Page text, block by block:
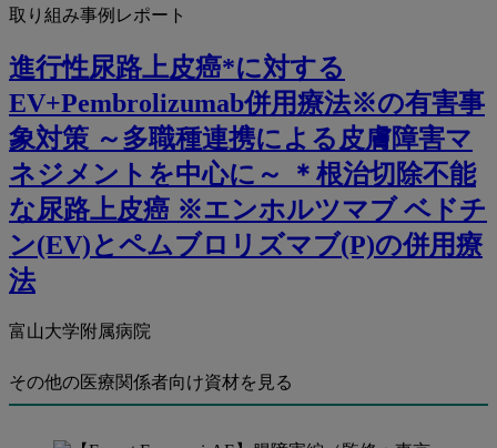
取り組み事例レポート
進行性尿路上皮癌*に対する
EV+Pembrolizumab併用療法※の有害事
象対策 ～多職種連携による皮膚障害マ
ネジメントを中心に～ ＊根治切除不能
な尿路上皮癌 ※エンホルツマブ ベドチ
ン(EV)とペムブロリズマブ(P)の併用療
法
富山大学附属病院
その他の医療関係者向け資材を見る